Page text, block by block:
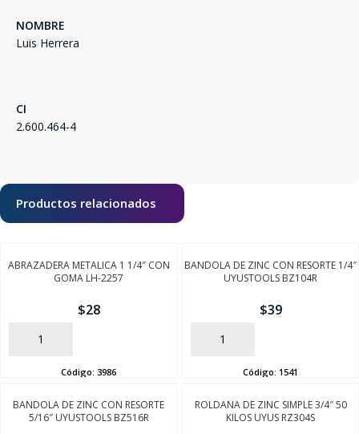
NOMBRE
Luis Herrera
CI
2.600.464-4
Productos relacionados
ABRAZADERA METALICA 1 1/4″ CON
GOMA LH-2257
$28
AÑADIR
Código: 3986
BANDOLA DE ZINC CON RESORTE 1/4″
UYUSTOOLS BZ104R
$39
AÑADIR
Código: 1541
BANDOLA DE ZINC CON RESORTE
5/16″ UYUSTOOLS BZ516R
ROLDANA DE ZINC SIMPLE 3/4″ 50
KILOS UYUS RZ304S